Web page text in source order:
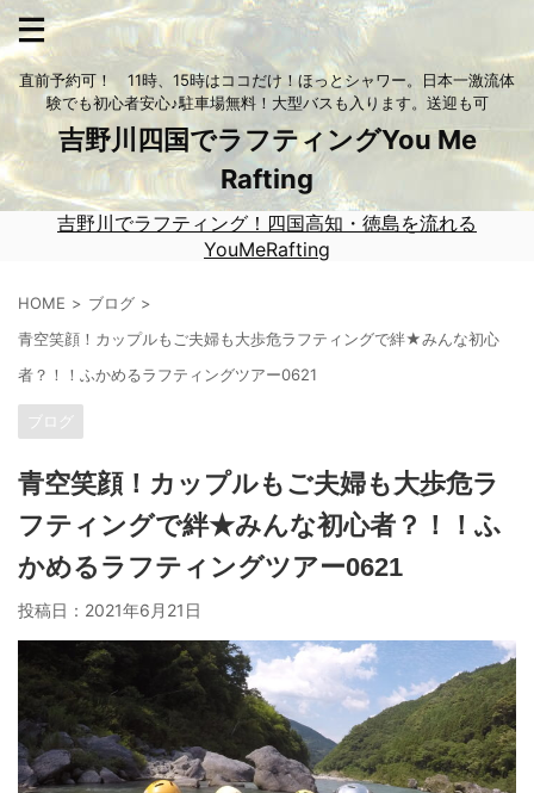
直前予約可！ 11時、15時はココだけ！ほっとシャワー。日本一激流体
験でも初心者安心♪駐車場無料！大型バスも入ります。送迎も可
吉野川四国でラフティングYou Me
Rafting
吉野川でラフティング！四国高知・徳島を流れる
YouMeRafting
HOME
ブログ
青空笑顔！カップルもご夫婦も大歩危ラフティングで絆★みんな初心
者？！！ふかめるラフティングツアー0621
ブログ
青空笑顔！カップルもご夫婦も大歩危ラ
フティングで絆★みんな初心者？！！ふ
かめるラフティングツアー0621
投稿日： 2021年6月21日